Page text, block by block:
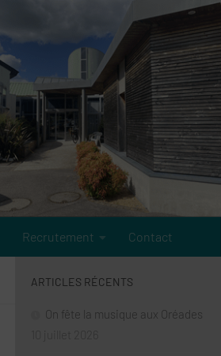
Recrutement Contact
ARTICLES RÉCENTS
On fête la musique aux Oréades